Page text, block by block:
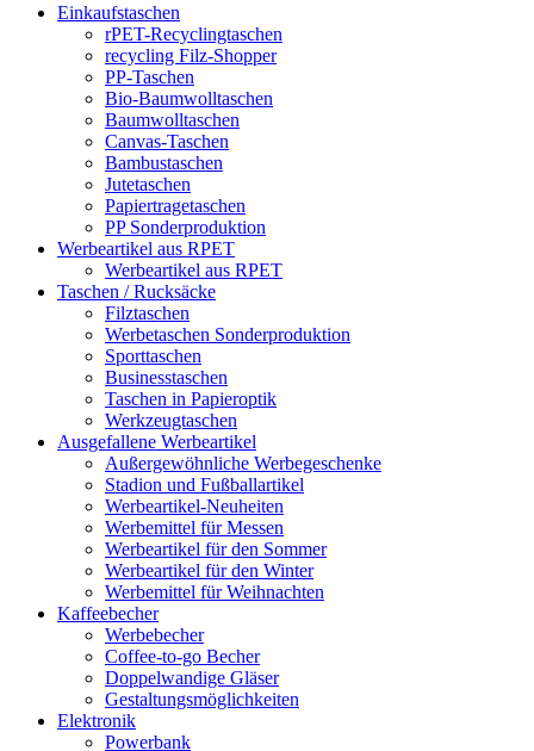
Einkaufstaschen
rPET-Recyclingtaschen
recycling Filz-Shopper
PP-Taschen
Bio-Baumwolltaschen
Baumwolltaschen
Canvas-Taschen
Bambustaschen
Jutetaschen
Papiertragetaschen
PP Sonderproduktion
Werbeartikel aus RPET
Werbeartikel aus RPET
Taschen / Rucksäcke
Filztaschen
Werbetaschen Sonderproduktion
Sporttaschen
Businesstaschen
Taschen in Papieroptik
Werkzeugtaschen
Ausgefallene Werbeartikel
Außergewöhnliche Werbegeschenke
Stadion und Fußballartikel
Werbeartikel-Neuheiten
Werbemittel für Messen
Werbeartikel für den Sommer
Werbeartikel für den Winter
Werbemittel für Weihnachten
Kaffeebecher
Werbebecher
Coffee-to-go Becher
Doppelwandige Gläser
Gestaltungsmöglichkeiten
Elektronik
Powerbank